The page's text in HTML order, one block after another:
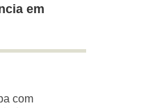
em
com